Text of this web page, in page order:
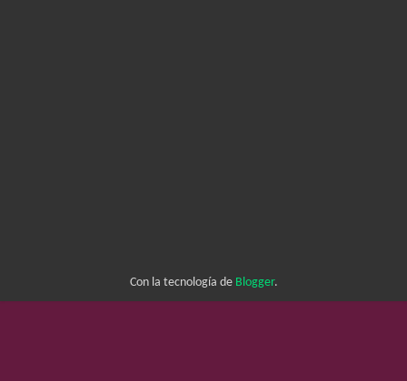
Con la tecnología de Blogger.